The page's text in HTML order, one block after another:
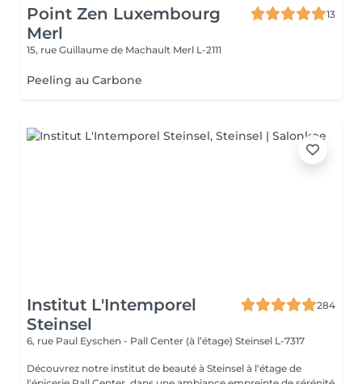
Point Zen Luxembourg
Merl
13
15, rue Guillaume de Machault Merl L-2111
Peeling au Carbone
Institut L'Intemporel
Steinsel
284
6, rue Paul Eyschen - Pall Center (à l’étage) Steinsel L-7317
Découvrez notre institut de beauté à Steinsel à l'étage de